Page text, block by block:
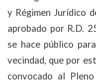
y Régimen Jurídico
aprobado por R.D.
se hace público
vecindad, que por
convocado al